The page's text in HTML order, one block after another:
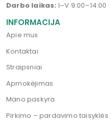
Darbo laikas: I–V 9:00–14:00
INFORMACIJA
Apie mus
Kontaktai
Straipsniai
Apmokėjimas
Mano paskyra
Pirkimo – pardavimo taisyklės